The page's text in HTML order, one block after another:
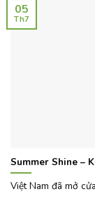
Summer Shine –
Việt Nam đã mở
05
Th7